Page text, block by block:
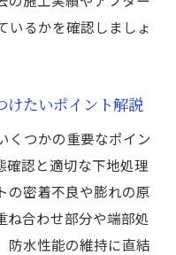
いるかを確認しましょ
けたいポイント解説
くつかの重要なポイン
確認と適切な下地処理
の密着不良や膨れの原
ね合わせ部分や端部処
防水性能の維持に直結